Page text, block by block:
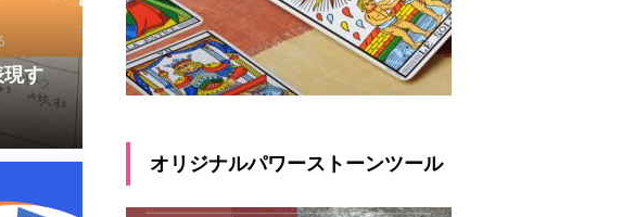
現す
オリジナルパワーストーンツール